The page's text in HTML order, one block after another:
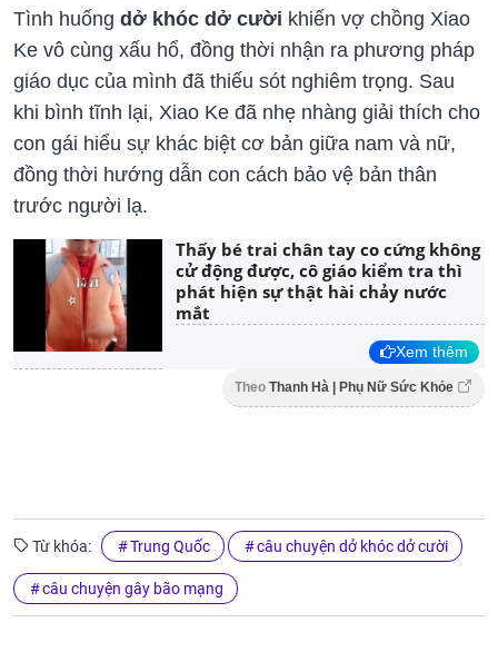
Tình huống dở khóc dở cười khiến vợ chồng Xiao
Ke vô cùng xấu hổ, đồng thời nhận ra phương pháp
giáo dục của mình đã thiếu sót nghiêm trọng. Sau
khi bình tĩnh lại, Xiao Ke đã nhẹ nhàng giải thích cho
con gái hiểu sự khác biệt cơ bản giữa nam và nữ,
đồng thời hướng dẫn con cách bảo vệ bản thân
trước người lạ.
Thấy bé trai chân tay co cứng không
cử động được, cô giáo kiểm tra thì
phát hiện sự thật hài chảy nước
mắt
Xem thêm
Theo Thanh Hà | Phụ Nữ Sức Khỏe
Từ khóa: Trung Quốc câu chuyện dở khóc dở cười
câu chuyện gây bão mạng